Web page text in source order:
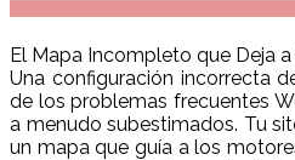
El Mapa Incompleto que Deja
Una configuración incorrecta
de los problemas frecuentes
a menudo subestimados. Tu
un mapa que guía a los